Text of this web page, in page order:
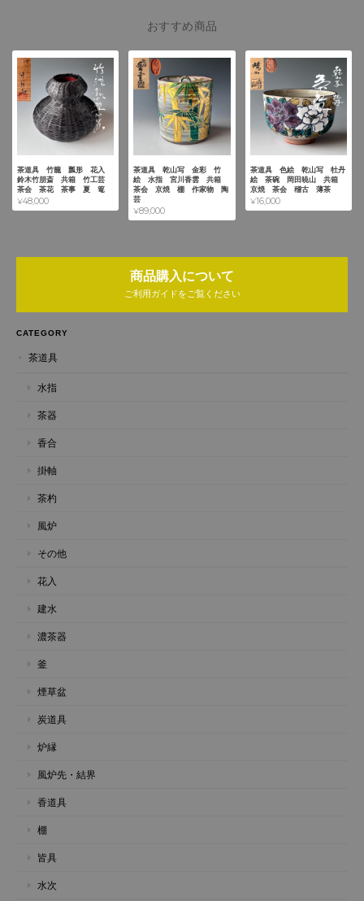
おすすめ商品
茶道具 竹籠 瓢形 花入
鈴木竹朋斎 共箱 竹工芸
茶会 茶花 茶事 夏 篭
¥48,000
茶道具 乾山写 金彩 竹
絵 水指 宮川香雲 共箱
茶会 京焼 棚 作家物 陶
芸
¥89,000
茶道具 色絵 乾山写 牡丹
絵 茶碗 岡田暁山 共箱
京焼 茶会 稽古 薄茶
¥16,000
商品購入について
ご利用ガイドをご覧ください
CATEGORY
茶道具
水指
茶器
香合
掛軸
茶杓
風炉
その他
花入
建水
濃茶器
釜
煙草盆
炭道具
炉縁
風炉先・結界
香道具
棚
皆具
水次